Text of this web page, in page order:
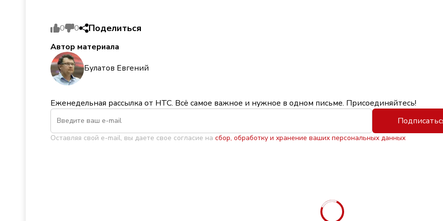
0 0 Поделиться
Автор материала
Булатов Евгений
Еженедельная рассылка от НТС. Всё самое важное и нужное в одном письме. Присоединяйтесь!
Оставляя свой e-mail, вы даете свое согласие на сбор, обработку и хранение ваших персональных данных